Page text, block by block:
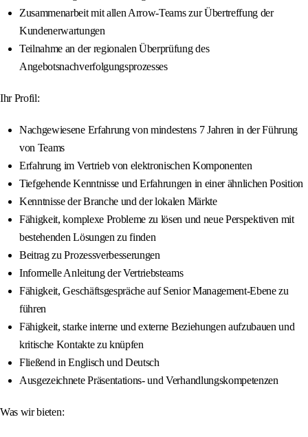
Zusammenarbeit mit allen Arrow-Teams zur Übertreffung der
Kundenerwartungen
Teilnahme an der regionalen Überprüfung des
Angebotsnachverfolgungsprozesses
Ihr Profil:
Nachgewiesene Erfahrung von mindestens 7 Jahren in der Führung
von Teams
Erfahrung im Vertrieb von elektronischen Komponenten
Tiefgehende Kenntnisse und Erfahrungen in einer ähnlichen Position
Kenntnisse der Branche und der lokalen Märkte
Fähigkeit, komplexe Probleme zu lösen und neue Perspektiven mit
bestehenden Lösungen zu finden
Beitrag zu Prozessverbesserungen
Informelle Anleitung der Vertriebsteams
Fähigkeit, Geschäftsgespräche auf Senior Management-Ebene zu
führen
Fähigkeit, starke interne und externe Beziehungen aufzubauen und
kritische Kontakte zu knüpfen
Fließend in Englisch und Deutsch
Ausgezeichnete Präsentations- und Verhandlungskompetenzen
Was wir bieten: